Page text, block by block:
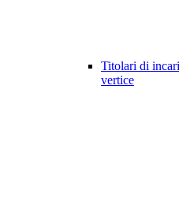
Titolari di
vertice